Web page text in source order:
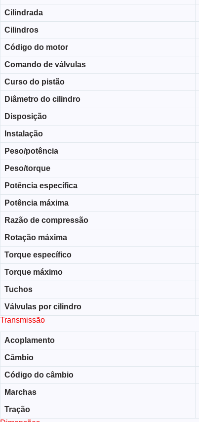
Cilindrada
Cilindros
Código do motor
Comando de válvulas
Curso do pistão
Diâmetro do cilindro
Disposição
Instalação
Peso/potência
Peso/torque
Potência específica
Potência máxima
Razão de compressão
Rotação máxima
Torque específico
Torque máximo
Tuchos
Válvulas por cilindro
Transmissão
Acoplamento
Câmbio
Código do câmbio
Marchas
Tração